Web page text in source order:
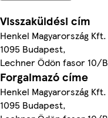
Visszaküldési cím
Henkel Magyarország Kft.
1095 Budapest,
Lechner Ödön fasor 10/B
Forgalmazó címe
Henkel Magyarország Kft.
1095 Budapest,